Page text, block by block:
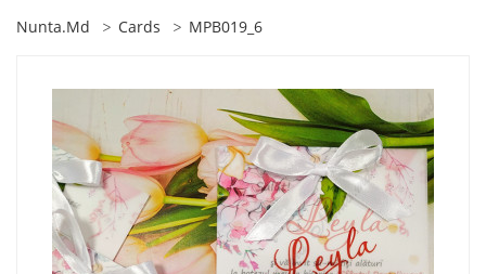
Nunta.md Cards MPB019_6